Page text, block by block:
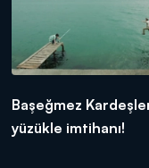
Başeğmez
yüzükle imtihanı!